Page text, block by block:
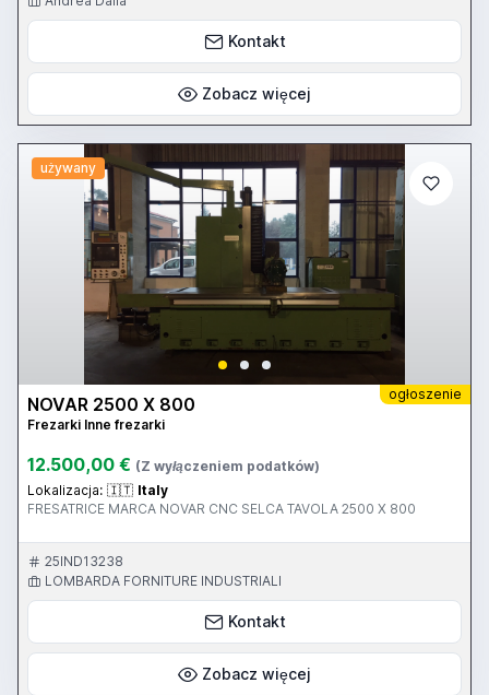
Kontakt
Zobacz więcej
używany
ogłoszenie
NOVAR 2500 X 800
Frezarki Inne frezarki
12.500,00 € (Z wyłączeniem podatków)
Lokalizacja: 🇮🇹 Italy
FRESATRICE MARCA NOVAR CNC SELCA TAVOLA 2500 X 800
25IND13238
LOMBARDA FORNITURE INDUSTRIALI
Kontakt
Zobacz więcej